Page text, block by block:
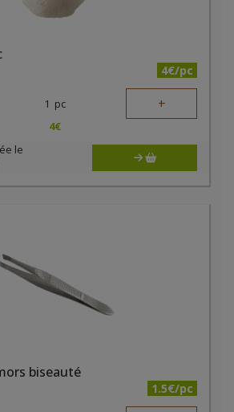
4€/pc
1 pc +
4€
le
biseauté
1.5€/pc